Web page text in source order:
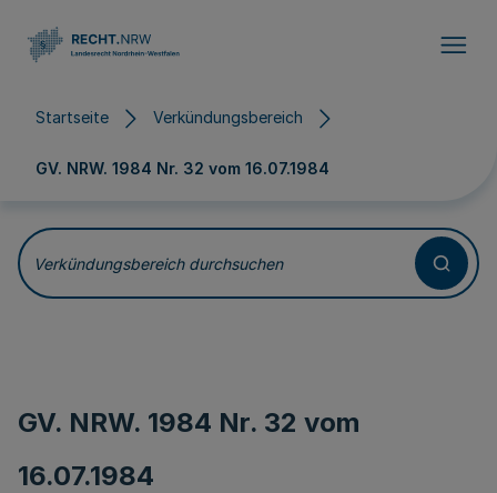
Startseite Verkündungsbereich
GV. NRW. 1984 Nr. 32 vom 16.07.1984
Verkündungsbereich durchsuchen
GV. NRW. 1984 Nr. 32 vom
16.07.1984